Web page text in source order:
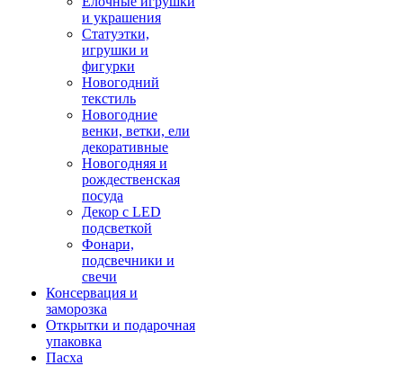
и украшения
Статуэтки,
игрушки и
фигурки
Новогодний
текстиль
Новогодние
венки, ветки, ели
декоративные
Новогодняя и
рождественская
посуда
Декор с LED
подсветкой
Фонари,
подсвечники и
свечи
Консервация и
заморозка
Открытки и подарочная
упаковка
Пасха